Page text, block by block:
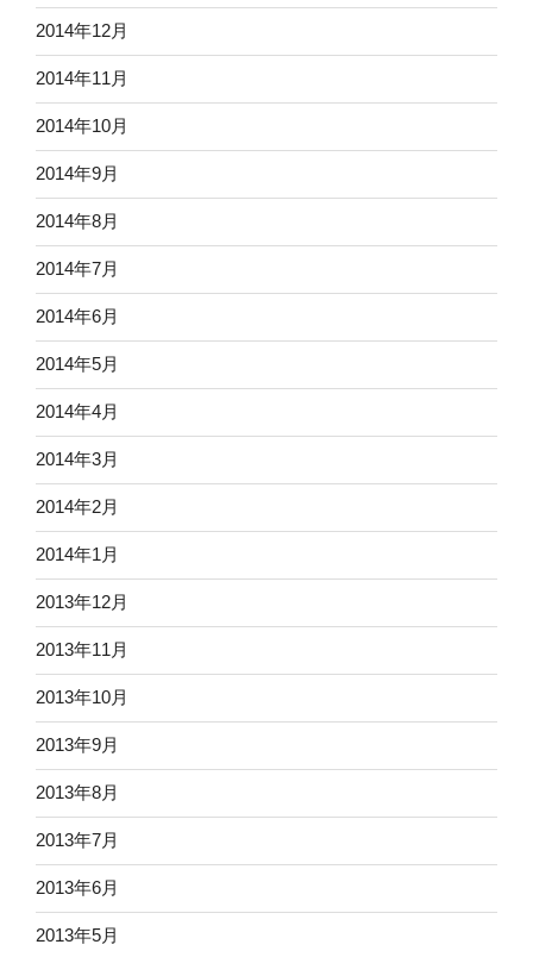
2014年12月
2014年11月
2014年10月
2014年9月
2014年8月
2014年7月
2014年6月
2014年5月
2014年4月
2014年3月
2014年2月
2014年1月
2013年12月
2013年11月
2013年10月
2013年9月
2013年8月
2013年7月
2013年6月
2013年5月